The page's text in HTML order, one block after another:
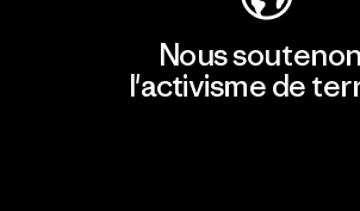
Nous
l'activisme de